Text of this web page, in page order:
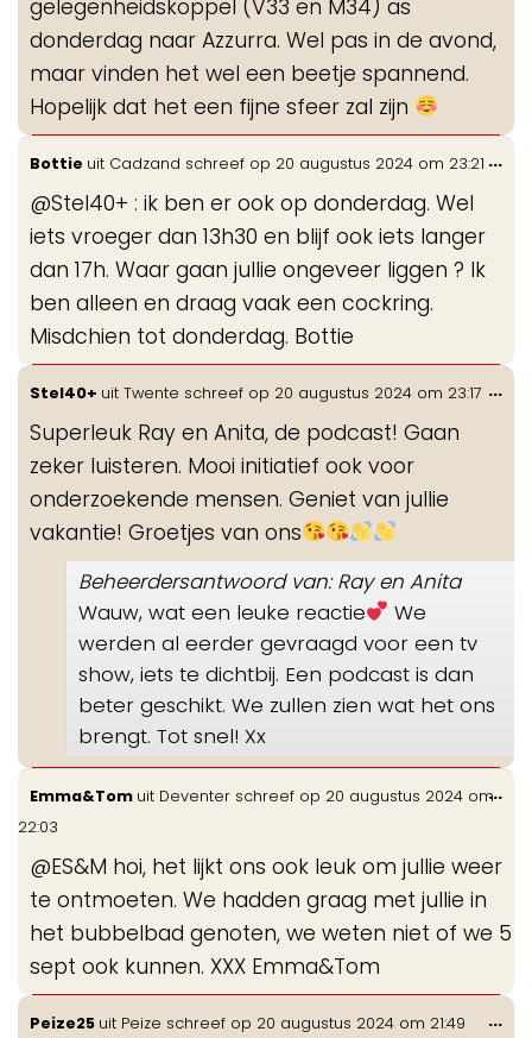
gelegenheidskoppel (V33 en M34) as
donderdag naar Azzurra. Wel pas in de avond,
maar vinden het wel een beetje spannend.
Hopelijk dat het een fijne sfeer zal zijn
Bottie uit Cadzand schreef op 20 augustus 2024 om 23:21
@Stel40+ : ik ben er ook op donderdag. Wel
iets vroeger dan 13h30 en blijf ook iets langer
dan 17h. Waar gaan jullie ongeveer liggen ? Ik
ben alleen en draag vaak een cockring.
Misdchien tot donderdag. Bottie
...
Stel40+ uit Twente schreef op 20 augustus 2024 om 23:17
Superleuk Ray en Anita, de podcast! Gaan
zeker luisteren. Mooi initiatief ook voor
onderzoekende mensen. Geniet van jullie
vakantie! Groetjes van ons
Beheerdersantwoord van: Ray en Anita
Wauw, wat een leuke reactie
We
werden al eerder gevraagd voor een tv
show, iets te dichtbij. Een podcast is dan
beter geschikt. We zullen zien wat het ons
brengt. Tot snel! Xx
...
Emma&Tom uit Deventer schreef op 20 augustus 2024 om
22:03
@ES&M hoi, het lijkt ons ook leuk om jullie weer
te ontmoeten. We hadden graag met jullie in
het bubbelbad genoten, we weten niet of we 5
sept ook kunnen. XXX Emma&Tom
...
Peize25 uit Peize schreef op 20 augustus 2024 om 21:49 ...